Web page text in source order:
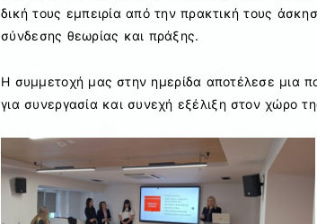
δική τους εμπειρία από την πρακτική τους
σύνδεσης θεωρίας και πράξης.
Η συμμετοχή μας στην ημερίδα αποτέλεσε μια
για συνεργασία και συνεχή εξέλιξη στον χώρο